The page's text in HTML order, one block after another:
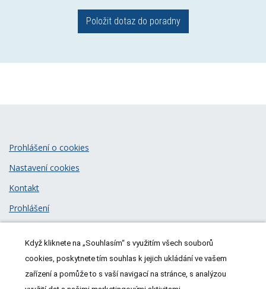
Položit dotaz do poradny
© 2026MeDitorial| ISSN 1805-3408
Prohlášení o cookies
Nastavení cookies
Kontakt
Prohlášení
Když kliknete na „Souhlasím“ s využitím všech souborů
cookies, poskytnete tím souhlas k jejich ukládání ve vašem
zařízení a pomůže to s vaší navigací na stránce, s analýzou